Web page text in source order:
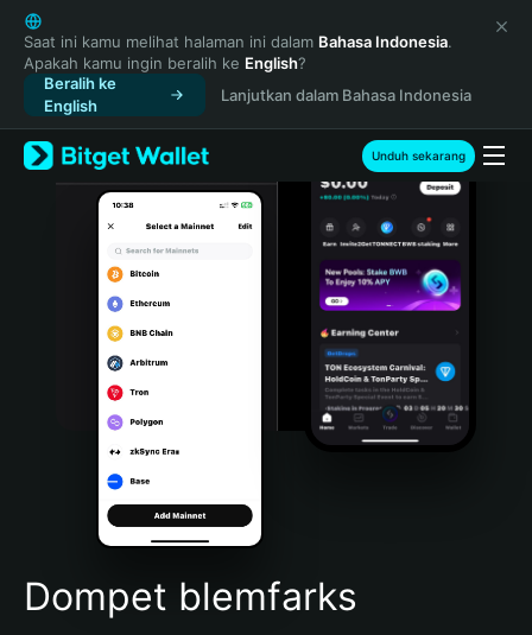
English
日本語
Tiếng Việt
Русский
Español (Latinoamérica)
Türkçe
Italiano
Português (Portugal)
Bahasa Indonesia
Português (Brasil)
Español (Argentina)
Saat ini kamu melihat halaman ini dalam Bahasa Indonesia.
Apakah kamu ingin beralih ke English?
Beralih ke
English
Lanjutkan dalam Bahasa Indonesia
Unduh sekarang
Dompet blemfarks